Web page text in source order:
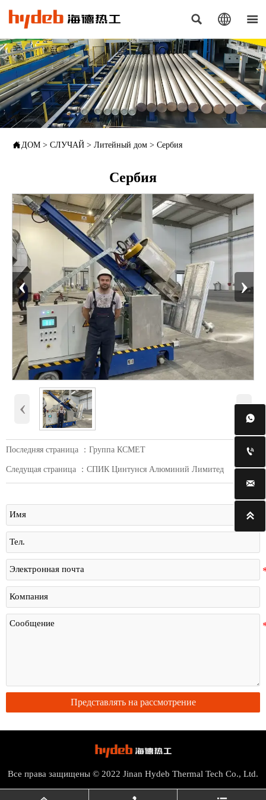
  
 ДОМ > СЛУЧАЙ > Литейный дом > Сербия
Сербия
‹ ›
‹ ›
Последняя страница ： Группа КСМЕТ
Следущая страница ： СПИК Цинтунся Алюминий Лимитед
Представлять на рассмотрение
Все права защищены © 2022 Jinan Hydeb Thermal Tech Co., Ltd.



